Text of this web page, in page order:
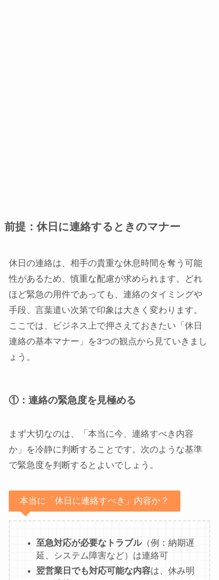
前提：休日に連絡するときのマナー
休日の連絡は、相手の貴重な休息時間を奪う可能
性があるため、慎重な配慮が求められます。どれ
ほど緊急の用件であっても、連絡のタイミングや
手段、言葉遣い次第で印象は大きく変わります。
ここでは、ビジネス上で押さえておきたい「休日
連絡の基本マナー」を3つの観点から見ていきまし
ょう。
①：連絡の緊急度を見極める
まず大切なのは、「本当に今、連絡すべき内容
か」を冷静に判断することです。次のような基準
で緊急度を判断するとよいでしょう。
本当に「休日に連絡すべき」内容か？
至急対応が必要なトラブル（例：納期遅
延、システム障害など）は連絡可
翌営業日でも対応可能な内容は、休み明